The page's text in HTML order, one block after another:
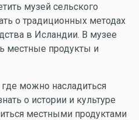
музей сельского
о традиционных методах
в Исландии. В музее
местные продукты и
можно насладиться
о истории и культуре
местными продуктами